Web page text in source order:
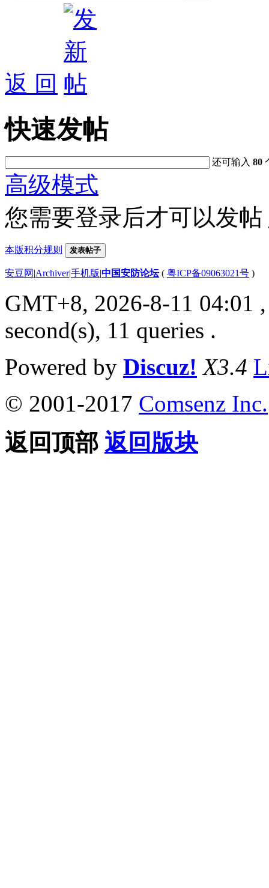
返 回
快速发帖
还可输入80
高级模式
您需要登录后才可以发帖
本版积分规则 发表帖子
安豆网 |Archiver|手机版|中国安防论坛( 粤ICP备09063021号 )
GMT+8, 2026-8-11 04:01
second(s), 11 queries .
Powered by Discuz! X3.4
© 2001-2017 Comsenz Inc.
返回顶部 返回版块